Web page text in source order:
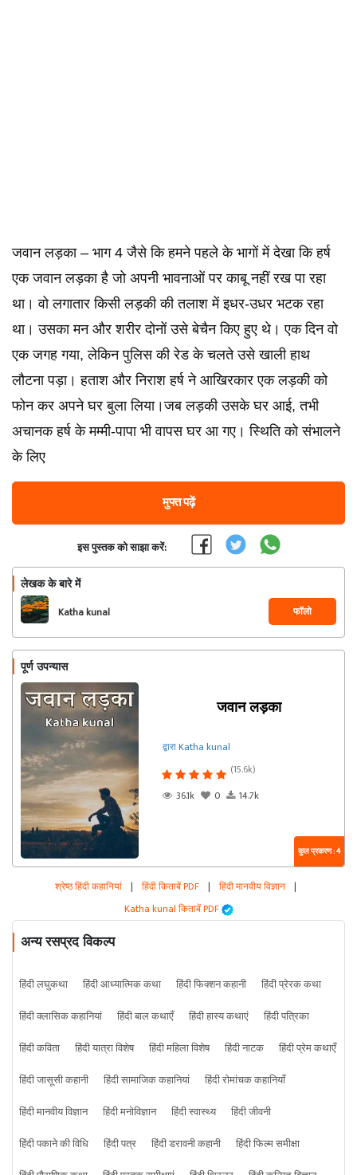
जवान लड़का – भाग 4 जैसे कि हमने पहले के भागों में देखा कि हर्ष
एक जवान लड़का है जो अपनी भावनाओं पर काबू नहीं रख पा रहा
था। वो लगातार किसी लड़की की तलाश में इधर-उधर भटक रहा
था। उसका मन और शरीर दोनों उसे बेचैन किए हुए थे। एक दिन वो
एक जगह गया, लेकिन पुलिस की रेड के चलते उसे खाली हाथ
लौटना पड़ा। हताश और निराश हर्ष ने आखिरकार एक लड़की को
फोन कर अपने घर बुला लिया।जब लड़की उसके घर आई, तभी
अचानक हर्ष के मम्मी-पापा भी वापस घर आ गए। स्थिति को संभालने
के लिए
मुफ्त पढ़ें
इस पुस्तक को साझा करें:
लेखक के बारे में
Katha kunal फॉलो
पूर्ण उपन्यास
जवान लड़का
द्वारा Katha kunal
(15.6k)
36.1k
0 14.7k
कुल प्रकरण : 4
श्रेष्ठ हिंदी कहानियां | हिंदी किताबें PDF | हिंदी मानवीय विज्ञान |
Katha kunal किताबें PDF
अन्य रसप्रद विकल्प
हिंदी लघुकथा हिंदी आध्यात्मिक कथा हिंदी फिक्शन कहानी
हिंदी प्रेरक कथा
हिंदी क्लासिक कहानियां
हिंदी बाल कथाएँ हिंदी हास्य कथाएं
हिंदी पत्रिका
हिंदी कविता
हिंदी यात्रा विशेष हिंदी महिला विशेष हिंदी नाटक
हिंदी प्रेम कथाएँ
हिंदी जासूसी कहानी
हिंदी सामाजिक कहानियां
हिंदी रोमांचक कहानियाँ
हिंदी मानवीय विज्ञान
हिंदी मनोविज्ञान हिंदी स्वास्थ्य
हिंदी जीवनी
हिंदी पकाने की विधि
हिंदी पत्र हिंदी डरावनी कहानी
हिंदी फिल्म समीक्षा